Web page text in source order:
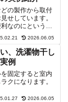
の製作から取付
せしています。
なのにというご
2026.06.05
、洗濯物干し
例
固定すると室内
クになります。
2026.06.05